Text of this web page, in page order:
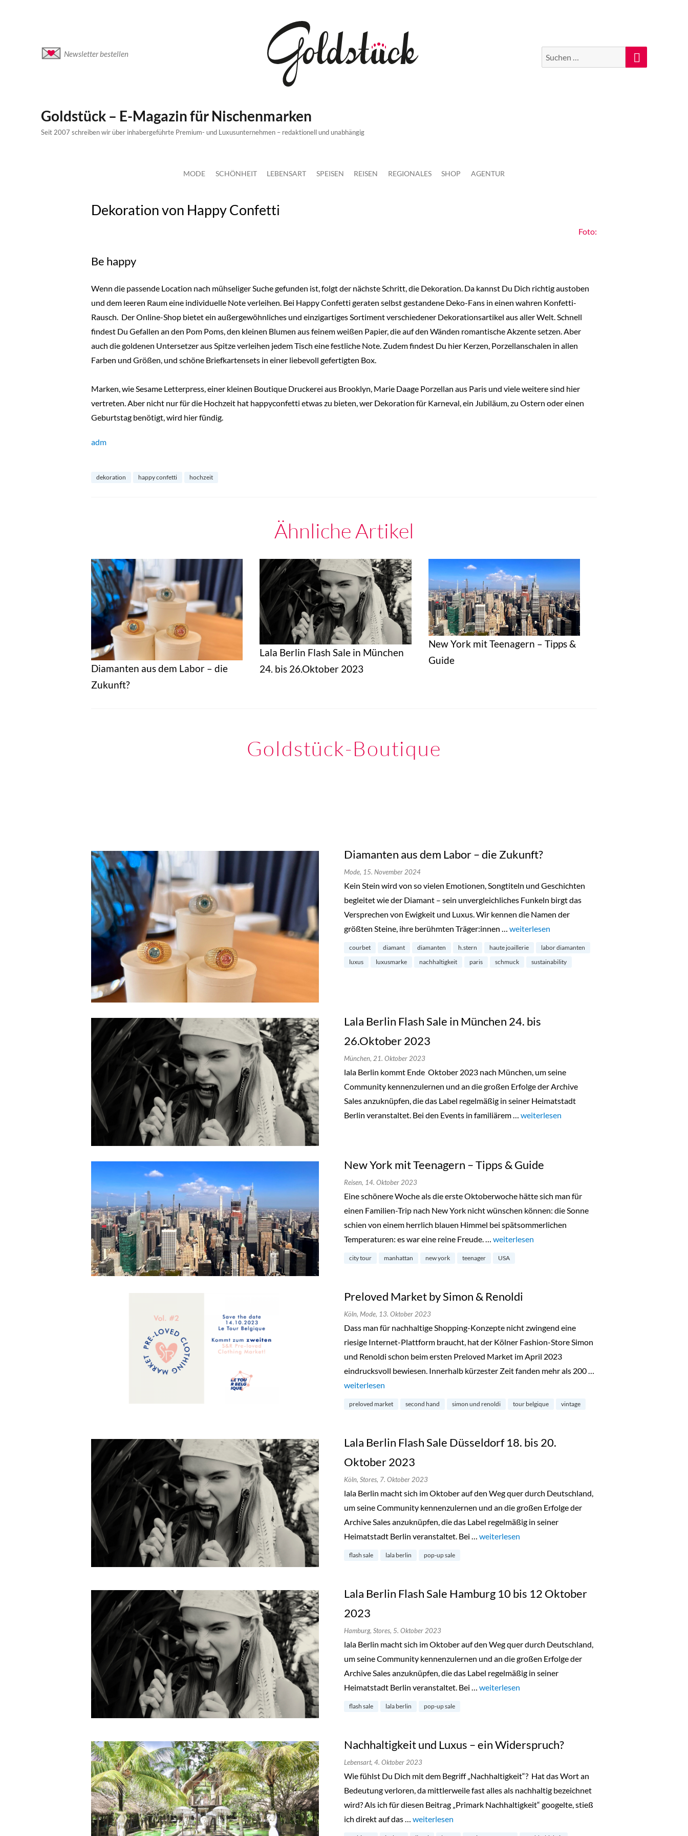
Newsletter bestellen
Suche
nach:
Suchen
Goldstück – E-Magazin für Nischenmarken
Seit 2007 schreiben wir über inhabergeführte Premium- und Luxusunternehmen – redaktionell und unabhängig
MODE SCHÖNHEIT LEBENSART SPEISEN REISEN REGIONALES SHOP AGENTUR
Dekoration von Happy Confetti
Foto:
Be happy
Wenn die passende Location nach mühseliger Suche gefunden ist, folgt der nächste Schritt, die Dekoration. Da kannst Du Dich richtig austoben
und dem leeren Raum eine individuelle Note verleihen. Bei Happy Confetti geraten selbst gestandene Deko-Fans in einen wahren Konfetti-
Rausch. Der Online-Shop bietet ein außergewöhnliches und einzigartiges Sortiment verschiedener Dekorationsartikel aus aller Welt. Schnell
findest Du Gefallen an den Pom Poms, den kleinen Blumen aus feinem weißen Papier, die auf den Wänden romantische Akzente setzen. Aber
auch die goldenen Untersetzer aus Spitze verleihen jedem Tisch eine festliche Note. Zudem findest Du hier Kerzen, Porzellanschalen in allen
Farben und Größen, und schöne Briefkartensets in einer liebevoll gefertigten Box.
Marken, wie Sesame Letterpress, einer kleinen Boutique Druckerei aus Brooklyn, Marie Daage Porzellan aus Paris und viele weitere sind hier
vertreten. Aber nicht nur für die Hochzeit hat happyconfetti etwas zu bieten, wer Dekoration für Karneval, ein Jubiläum, zu Ostern oder einen
Geburtstag benötigt, wird hier fündig.
adm
dekoration happy confetti hochzeit
Ähnliche Artikel
Diamanten aus dem Labor – die
Zukunft?
Lala Berlin Flash Sale in München
24. bis 26.Oktober 2023
New York mit Teenagern – Tipps &
Guide
Goldstück-Boutique
Diamanten aus dem Labor – die Zukunft?
Mode, 15. November 2024
Kein Stein wird von so vielen Emotionen, Songtiteln und Geschichten
begleitet wie der Diamant – sein unvergleichliches Funkeln birgt das
Versprechen von Ewigkeit und Luxus. Wir kennen die Namen der
größten Steine, ihre berühmten Träger:innen … „Diamanten aus dem Labor – die Zukunft?“
weiterlesen
courbet diamant diamanten h.stern haute joaillerie
labor diamanten
luxus
luxusmarke nachhaltigkeit paris schmuck sustainability
Lala Berlin Flash Sale in München 24. bis
26.Oktober 2023
München, 21. Oktober 2023
lala Berlin kommt Ende Oktober 2023 nach München, um seine
Community kennenzulernen und an die großen Erfolge der Archive
Sales anzuknüpfen, die das Label regelmäßig in seiner Heimatstadt
Berlin veranstaltet. Bei den Events in familiärem … „Lala Berlin Flash Sale in München 24. bis
weiterlesen
New York mit Teenagern – Tipps & Guide
Reisen, 14. Oktober 2023
Eine schönere Woche als die erste Oktoberwoche hätte sich man für
einen Familien-Trip nach New York nicht wünschen können: die Sonne
schien von einem herrlich blauen Himmel bei spätsommerlichen
Temperaturen: es war eine reine Freude. … „New York mit Teenagern – Tipps & Guide“
weiterlesen
city tour manhattan new york teenager USA
Preloved Market by Simon & Renoldi
Köln, Mode, 13. Oktober 2023
Dass man für nachhaltige Shopping-Konzepte nicht zwingend eine
riesige Internet-Plattform braucht, hat der Kölner Fashion-Store Simon
und Renoldi schon beim ersten Preloved Market im April 2023
eindrucksvoll bewiesen. Innerhalb kürzester Zeit fanden mehr als 200 …
„Preloved Market by Simon & Renoldi“
weiterlesen
preloved market second hand simon und renoldi tour belgique vintage
Lala Berlin Flash Sale Düsseldorf 18. bis 20.
Oktober 2023
Köln, Stores, 7. Oktober 2023
lala Berlin macht sich im Oktober auf den Weg quer durch Deutschland,
um seine Community kennenzulernen und an die großen Erfolge der
Archive Sales anzuknüpfen, die das Label regelmäßig in seiner
Heimatstadt Berlin veranstaltet. Bei … „Lala Berlin Flash Sale Düsseldorf 18. bis 20. Oktober 2023“
weiterlesen
flash sale lala berlin pop-up sale
Lala Berlin Flash Sale Hamburg 10 bis 12 Oktober
2023
Hamburg, Stores, 5. Oktober 2023
lala Berlin macht sich im Oktober auf den Weg quer durch Deutschland,
um seine Community kennenzulernen und an die großen Erfolge der
Archive Sales anzuknüpfen, die das Label regelmäßig in seiner
Heimatstadt Berlin veranstaltet. Bei … „Lala Berlin Flash Sale Hamburg 10 bis 12 Oktober 2023“
weiterlesen
flash sale lala berlin pop-up sale
Nachhaltigkeit und Luxus – ein Widerspruch?
Lebensart, 4. Oktober 2023
Wie fühlst Du Dich mit dem Begriff „Nachhaltigkeit“? Hat das Wort an
Bedeutung verloren, da mittlerweile fast alles als nachhaltig bezeichnet
wird? Als ich für diesen Beitrag „Primark Nachhaltigkeit“ googelte, stieß
ich direkt auf das … „Nachhaltigkeit und Luxus – ein Widerspruch?“
weiterlesen